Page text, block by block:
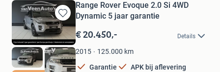
Bewaren
in
Mijn
Favorieten
Range Rover Evoque 2.0 Si 4WD
Dynamic 5 jaar garantie
€ 20.450,- Details
2015 125.000 km
Garantie
APK bij aflevering